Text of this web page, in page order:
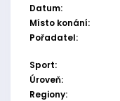
Datum:
Místo konání:
Pořadatel:
Sport:
Úroveň:
Regiony: